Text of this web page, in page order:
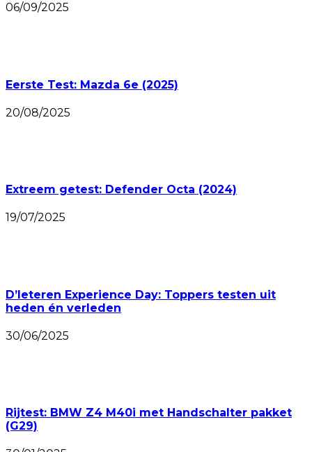
06/09/2025
Eerste Test: Mazda 6e (2025)
20/08/2025
Extreem getest: Defender Octa (2024)
19/07/2025
D’Ieteren Experience Day: Toppers testen uit
heden én verleden
30/06/2025
Rijtest: BMW Z4 M40i met Handschalter pakket
(G29)